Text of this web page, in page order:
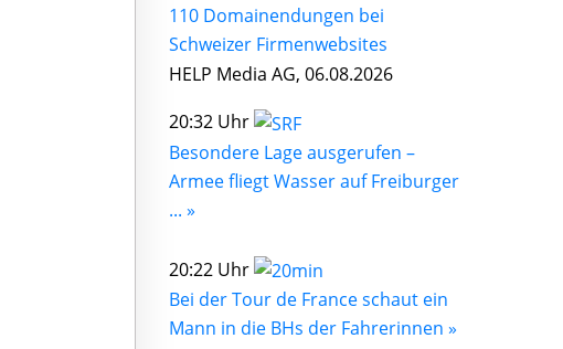
110 Domainendungen bei
Schweizer Firmenwebsites
HELP Media AG, 06.08.2026
20:32 Uhr
Besondere Lage ausgerufen –
Armee fliegt Wasser auf Freiburger
... »
20:22 Uhr
Bei der Tour de France schaut ein
Mann in die BHs der Fahrerinnen »